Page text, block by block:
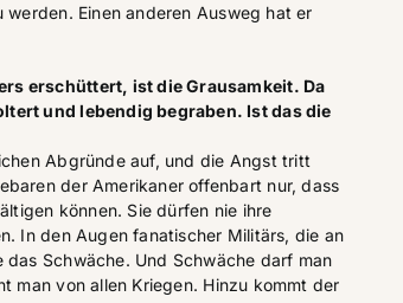
Einen anderen Ausweg hat er
erschüttert, ist die Grausamkeit. Da
und lebendig begraben. Ist das die
Abgründe auf, und die Angst tritt
der Amerikaner offenbart nur, dass
können. Sie dürfen nie ihre
In den Augen fanatischer Militärs, die an
das Schwäche. Und Schwäche darf man
man von allen Kriegen. Hinzu kommt der